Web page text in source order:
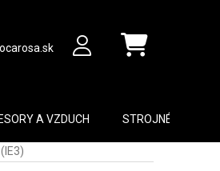
Nákupný košík
A VZDUCH STROJNÉ